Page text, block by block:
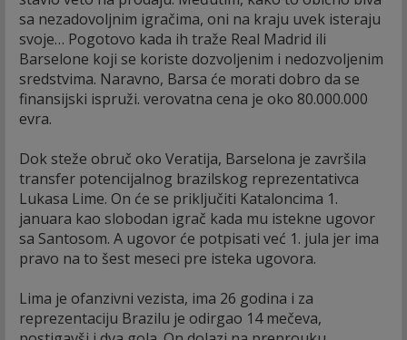
sa nezadovoljnim igračima, oni na kraju uvek isteraju
svoje… Pogotovo kada ih traže Real Madrid ili
Barselone koji se koriste dozvoljenim i nedozvoljenim
sredstvima. Naravno, Barsa će morati dobro da se
finansijski ispruži. verovatna cena je oko 80.000.000
evra.
Dok steže obruč oko Veratija, Barselona je završila
transfer potencijalnog brazilskog reprezentativca
Lukasa Lime. On će se priključiti Kataloncima 1.
januara kao slobodan igrač kada mu istekne ugovor
sa Santosom. A ugovor će potpisati već 1. jula jer ima
pravo na to šest meseci pre isteka ugovora.
Lima je ofanzivni vezista, ima 26 godina i za
reprezentaciju Brazilu je odirgao 14 mečeva,